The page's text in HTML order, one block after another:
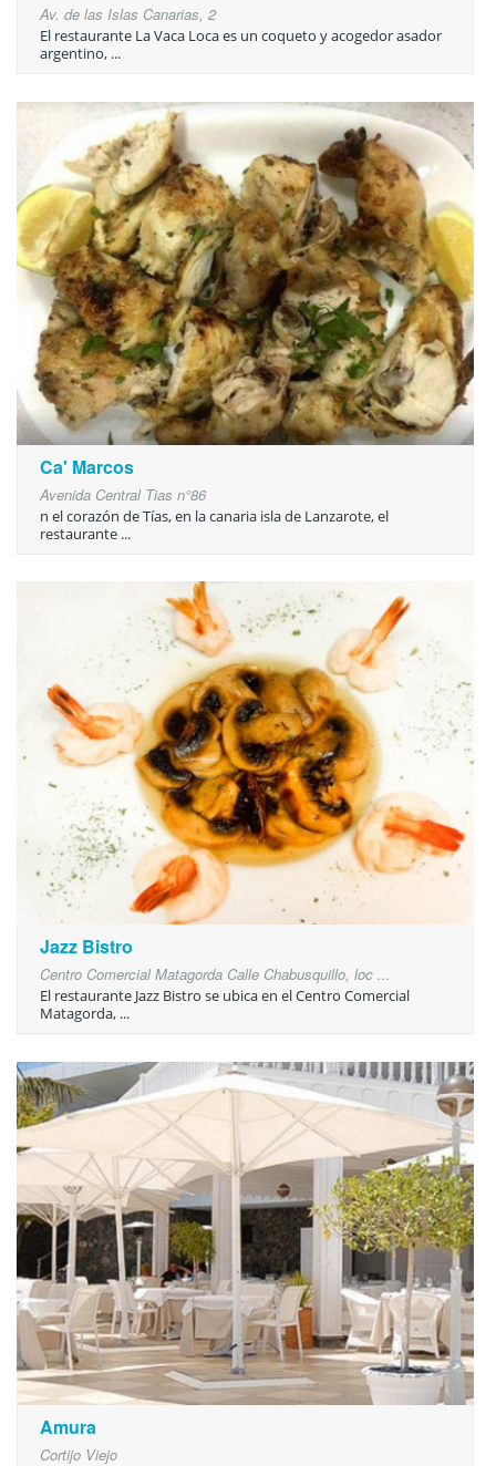
Av. de las Islas Canarias, 2
El restaurante La Vaca Loca es un coqueto y acogedor asador
argentino, ...
Ca' Marcos
Avenida Central Tias n°86
n el corazón de Tías, en la canaria isla de Lanzarote, el
restaurante ...
Jazz Bistro
Centro Comercial Matagorda Calle Chabusquillo, loc ...
El restaurante Jazz Bistro se ubica en el Centro Comercial
Matagorda, ...
Amura
Cortijo Viejo